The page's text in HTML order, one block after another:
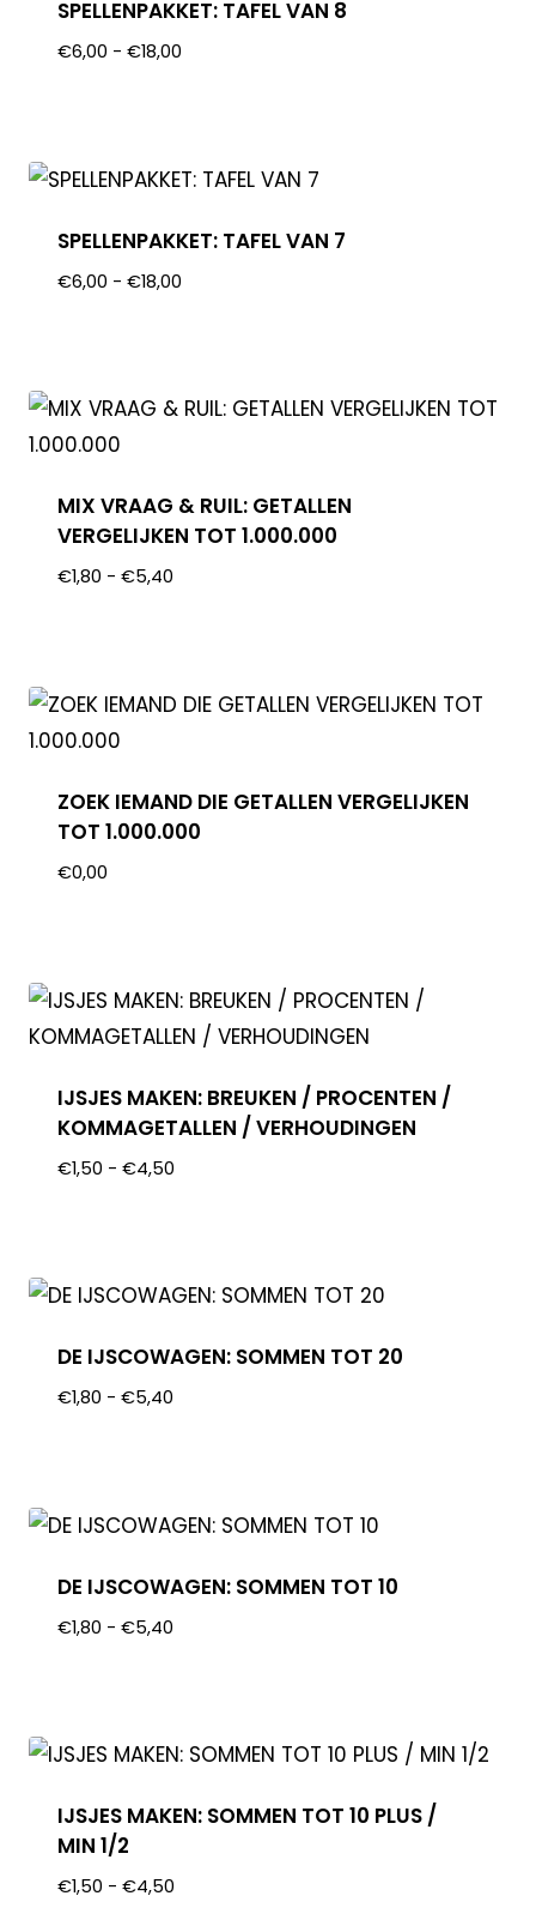
SPELLENPAKKET: TAFEL VAN 8
€6,00 - €18,00
SPELLENPAKKET: TAFEL VAN 7
€6,00 - €18,00
MIX VRAAG & RUIL: GETALLEN
VERGELIJKEN TOT 1.000.000
€1,80 - €5,40
ZOEK IEMAND DIE GETALLEN VERGELIJKEN
TOT 1.000.000
€0,00
IJSJES MAKEN: BREUKEN / PROCENTEN /
KOMMAGETALLEN / VERHOUDINGEN
€1,50 - €4,50
DE IJSCOWAGEN: SOMMEN TOT 20
€1,80 - €5,40
DE IJSCOWAGEN: SOMMEN TOT 10
€1,80 - €5,40
IJSJES MAKEN: SOMMEN TOT 10 PLUS /
MIN 1/2
€1,50 - €4,50